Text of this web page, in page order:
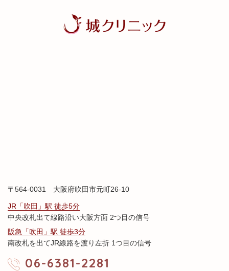
〒564-0031 大阪府吹田市元町26-10
JR「吹田」駅 徒歩5分
中央改札出て線路沿い大阪方面 2つ目の信号
阪急「吹田」駅 徒歩3分
南改札を出てJR線路を渡り左折 1つ目の信号
06-6381-2281